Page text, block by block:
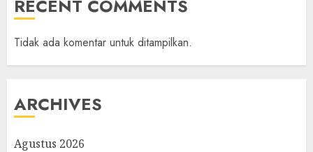
RECENT COMMENTS
Tidak ada komentar untuk ditampilkan.
ARCHIVES
Agustus 2026